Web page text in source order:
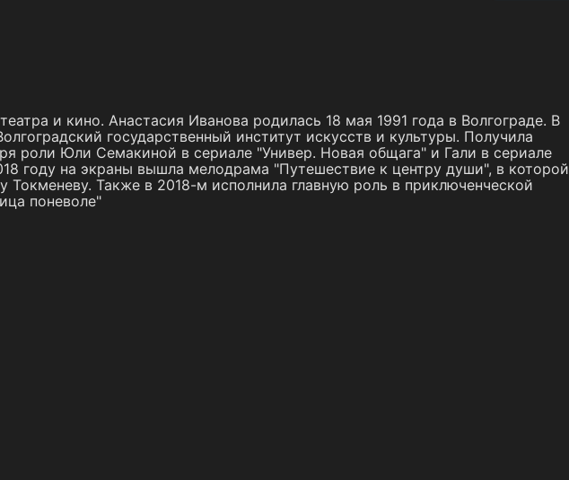
и кино. Анастасия Иванова родилась 18 мая 1991 года в Волгограде. В
государственный институт искусств и культуры. Получила
роли Юли Семакиной в сериале "Универ. Новая общага" и Гали в сериале
году на экраны вышла мелодрама "Путешествие к центру души", в которой
Токменеву. Также в 2018-м исполнила главную роль в приключенческой
поневоле"